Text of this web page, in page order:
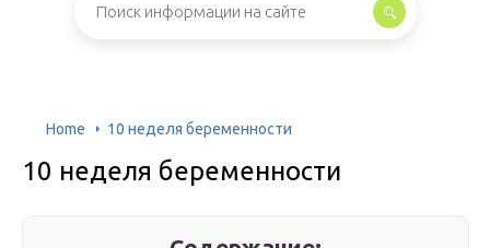
Home 10 неделя беременности
10 неделя беременности